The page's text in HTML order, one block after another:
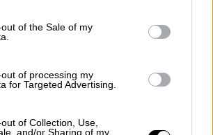
specified purposes in below Google
of the Sale of my
of processing my
for Targeted Advertising.
of Collection, Use,
and/or Sharing of my